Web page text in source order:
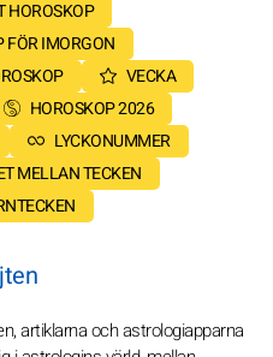
HOROSKOP
FÖR IMORGON
VECKA
HOROSKOP 2026
LYCKONUMMER
MELLAN TECKEN
artiklarna och astrologiapparna